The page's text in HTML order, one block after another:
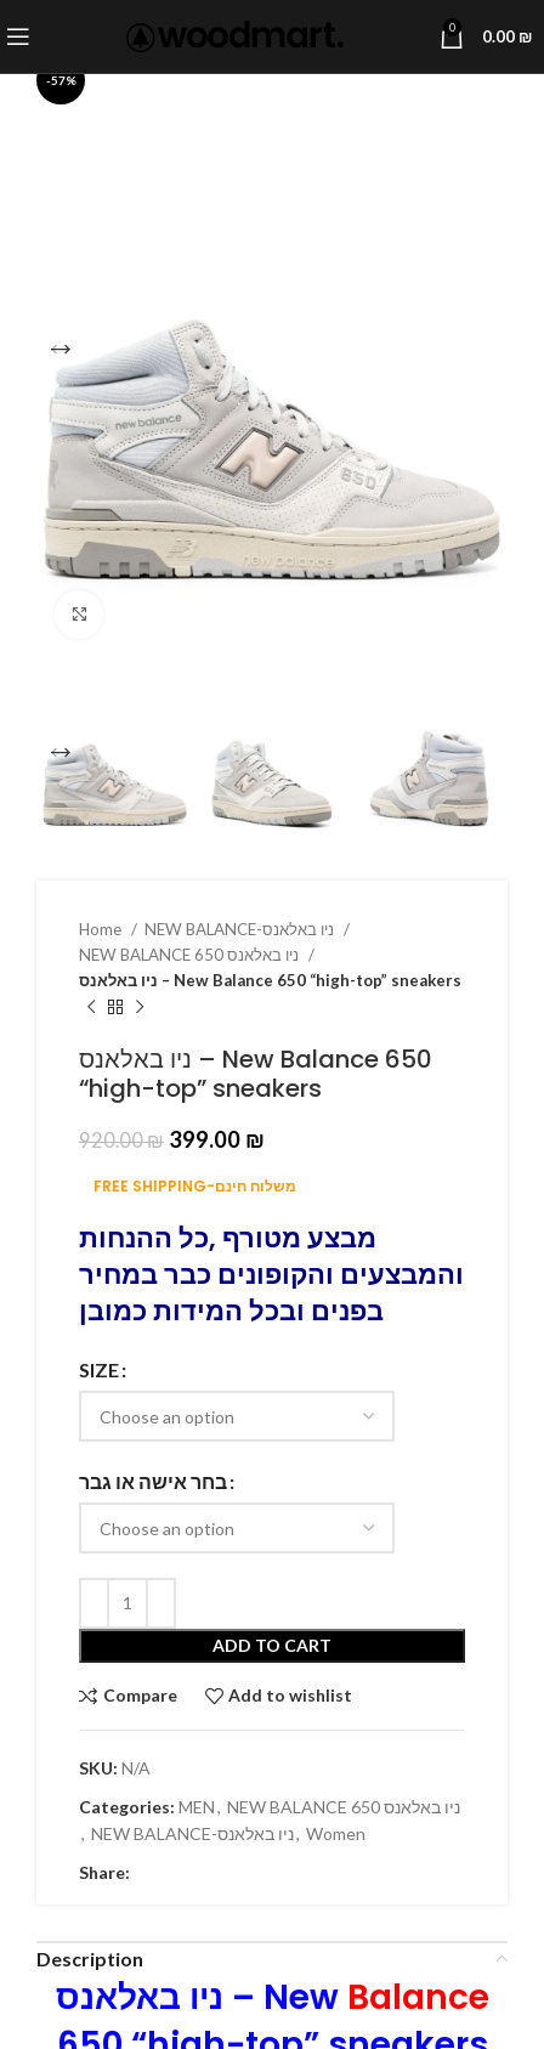
0 0.00 ₪
-57%
Home
ניו באלאנס – New Balance 650 “high-top” sneakers
ניו באלאנס – New Balance 650
“high-top” sneakers
920.00₪ 399.00 ₪
FREE SHIPPING-משלוח חינם
מבצע מטורף ,כל ההנחות
והמבצעים והקופונים כבר במחיר
בפנים ובכל המידות כמובן
SIZE
בחר אישה או גבר
ADD TO CART
Compare Add to wishlist
SKU: N/A
Categories: MEN,
NEW BALANCE 650 ניו באלאנס
,
NEW BALANCE-ניו באלאנס, Women
Share:
Description
ניו באלאנס – New Balance